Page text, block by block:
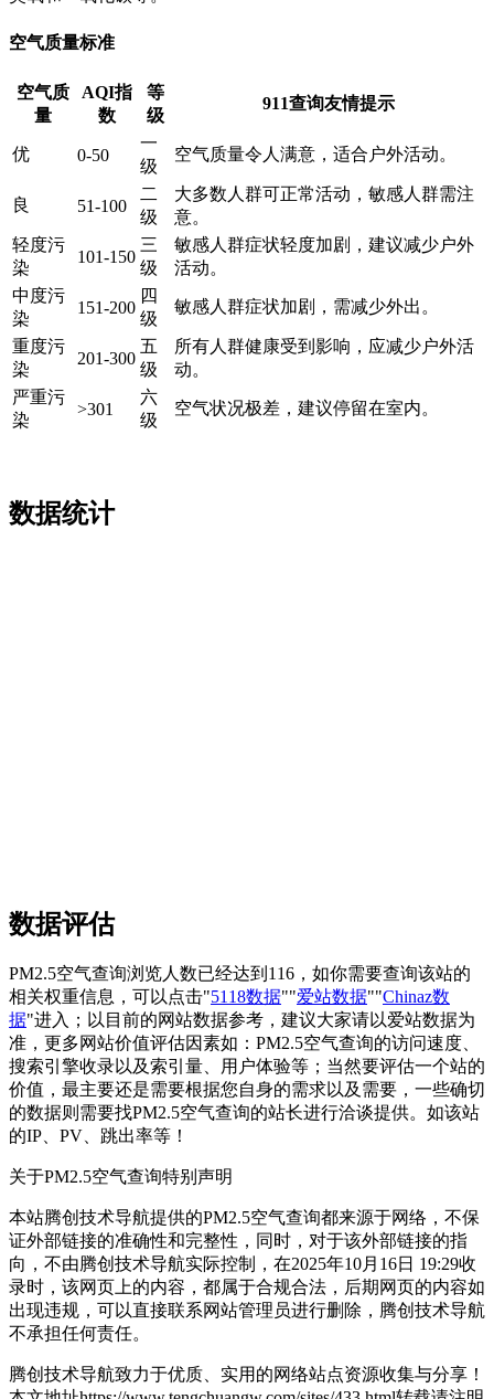
空气质量标准
空气质
量
AQI指
数
等
级
911查询友情提示
优 0-50
一
级
空气质量令人满意，适合户外活动。
良 51-100
二
级
大多数人群可正常活动，敏感人群需注
意。
轻度污
染
101-150
三
级
敏感人群症状轻度加剧，建议减少户外
活动。
中度污
染
151-200
四
级
敏感人群症状加剧，需减少外出。
重度污
染
201-300
五
级
所有人群健康受到影响，应减少户外活
动。
严重污
染
>301
六
级
空气状况极差，建议停留在室内。
数据统计
数据评估
PM2.5空气查询浏览人数已经达到116，如你需要查询该站的
相关权重信息，可以点击"5118数据""爱站数据""Chinaz数
据"进入；以目前的网站数据参考，建议大家请以爱站数据为
准，更多网站价值评估因素如：PM2.5空气查询的访问速度、
搜索引擎收录以及索引量、用户体验等；当然要评估一个站的
价值，最主要还是需要根据您自身的需求以及需要，一些确切
的数据则需要找PM2.5空气查询的站长进行洽谈提供。如该站
的IP、PV、跳出率等！
关于PM2.5空气查询特别声明
本站腾创技术导航提供的PM2.5空气查询都来源于网络，不保
证外部链接的准确性和完整性，同时，对于该外部链接的指
向，不由腾创技术导航实际控制，在2025年10月16日 19:29收
录时，该网页上的内容，都属于合规合法，后期网页的内容如
出现违规，可以直接联系网站管理员进行删除，腾创技术导航
不承担任何责任。
腾创技术导航致力于优质、实用的网络站点资源收集与分享！